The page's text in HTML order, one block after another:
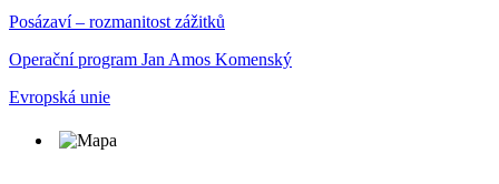
Posázaví – rozmanitost zážitků
Operační program Jan Amos Komenský
Evropská unie